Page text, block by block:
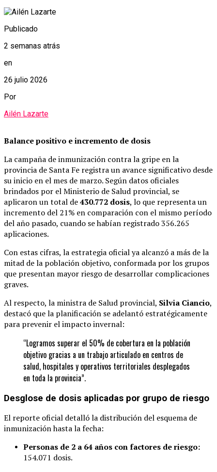
Publicado
2 semanas atrás
en
26 julio 2026
Por
Ailén Lazarte
Balance positivo e incremento de dosis
La campaña de inmunización contra la gripe en la
provincia de Santa Fe registra un avance significativo desde
su inicio en el mes de marzo. Según datos oficiales
brindados por el Ministerio de Salud provincial, se
aplicaron un total de430.772 dosis, lo que representa un
incremento del 21% en comparación con el mismo período
del año pasado, cuando se habían registrado 356.265
aplicaciones.
Con estas cifras, la estrategia oficial ya alcanzó a más de la
mitad de la población objetivo, conformada por los grupos
que presentan mayor riesgo de desarrollar complicaciones
graves.
Al respecto, la ministra de Salud provincial, Silvia Ciancio,
destacó que la planificación se adelantó estratégicamente
para prevenir el impacto invernal:
“Logramos superar el 50% de cobertura en la población
objetivo gracias a un trabajo articulado en centros de
salud, hospitales y operativos territoriales desplegados
en toda la provincia”.
Desglose de dosis aplicadas por grupo de riesgo
El reporte oficial detalló la distribución del esquema de
inmunización hasta la fecha:
Personas de 2 a 64 años con factores de riesgo:
154.071 dosis.